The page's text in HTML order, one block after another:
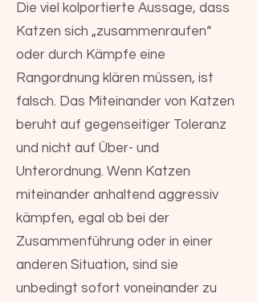
Die viel kolportierte Aussage, dass
Katzen sich „zusammenraufen“
oder durch Kämpfe eine
Rangordnung klären müssen, ist
falsch. Das Miteinander von Katzen
beruht auf gegenseitiger Toleranz
und nicht auf Über- und
Unterordnung. Wenn Katzen
miteinander anhaltend aggressiv
kämpfen, egal ob bei der
Zusammenführung oder in einer
anderen Situation, sind sie
unbedingt sofort voneinander zu